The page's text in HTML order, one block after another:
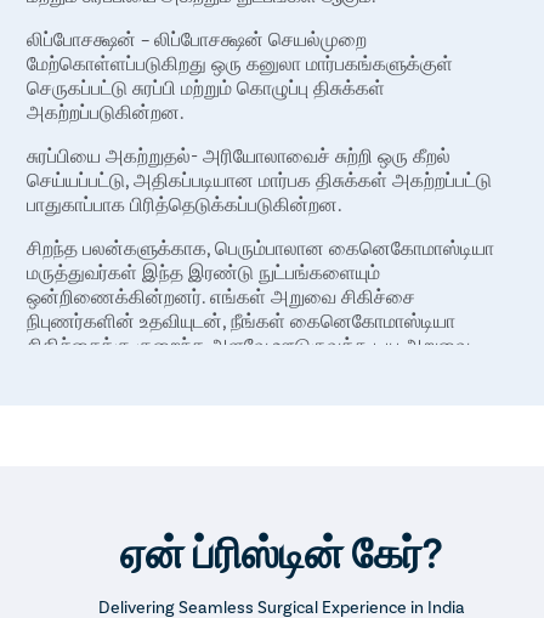
லிப்போசக்ஷன் – லிப்போசக்ஷன் செயல்முறை
மேற்கொள்ளப்படுகிறது ஒரு கனுலா மார்பகங்களுக்குள்
செருகப்பட்டு சுரப்பி மற்றும் கொழுப்பு திசுக்கள்
அகற்றப்படுகின்றன.
சுரப்பியை அகற்றுதல்- அரியோலாவைச் சுற்றி ஒரு கீறல்
செய்யப்பட்டு, அதிகப்படியான மார்பக திசுக்கள் அகற்றப்பட்டு
பாதுகாப்பாக பிரித்தெடுக்கப்படுகின்றன.
சிறந்த பலன்களுக்காக, பெரும்பாலான கைனெகோமாஸ்டியா
மருத்துவர்கள் இந்த இரண்டு நுட்பங்களையும்
ஒன்றிணைக்கின்றனர். எங்கள் அறுவை சிகிச்சை
நிபுணர்களின் உதவியுடன், நீங்கள் கைனெகோமாஸ்டியா
சிகிச்சைக்கு குறைந்த அளவே ஊடுருவக்கூடிய அறுவை
ஏன் ப்ரிஸ்டின் கேர்?
Delivering Seamless Surgical Experience in India